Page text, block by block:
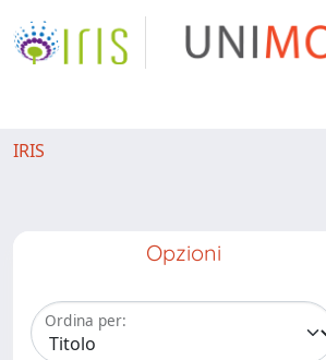
IRIS
Opzioni
Ordina per: